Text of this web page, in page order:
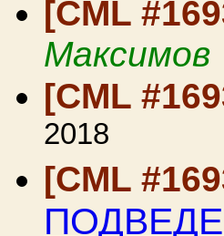
[CML
Максимов
[CML
2018
[CML